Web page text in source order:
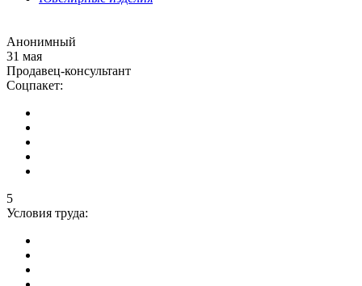
Анонимный
31 мая
Продавец-консультант
Соцпакет:
5
Условия труда: